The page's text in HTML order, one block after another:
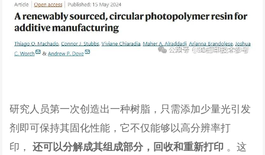
研究人员第一次创造出一种树脂，只需添加少量光引发
剂即可保持其固化性能，它不仅能够以高分辨率打
印， 还可以分解成其组成部分，回收和重新打印 。这